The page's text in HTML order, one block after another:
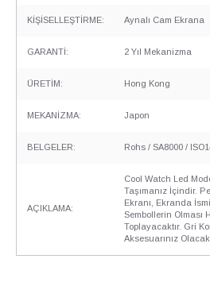
KİŞİSELLEŞTİRME: Aynalı Cam Ekrana
GARANTİ: 2 Yıl Mekanizma
ÜRETİM: Hong Kong
MEKANİZMA: Japon
BELGELER: Rohs / SA8000 /
AÇIKLAMA:
Cool Watch Led
Taşımanız İçindir.
Ekranı, Ekranda
Sembollerin Olması
Toplayacaktır. Gri
Aksesuarınız